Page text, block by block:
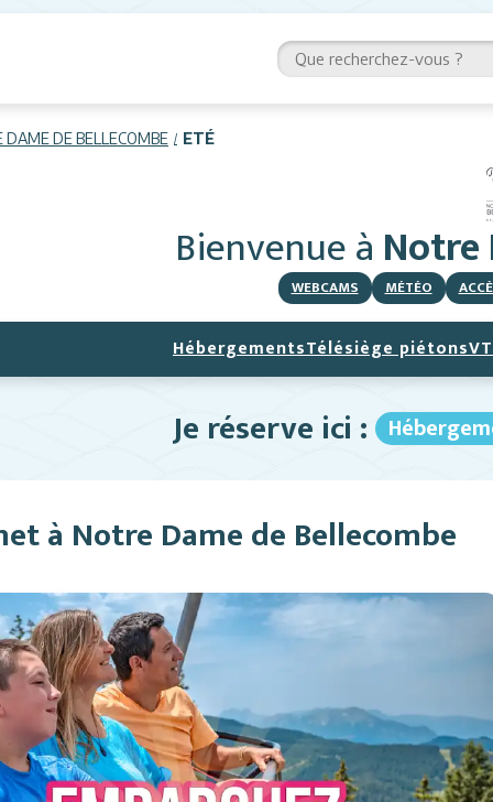
DAME DE BELLECOMBE ETÉ
Bienvenueà Notre
WEBCAMS MÉTÉO
HébergementsTélésiège piétons
Je réserve ici :
à Notre Dame de Bellecombe